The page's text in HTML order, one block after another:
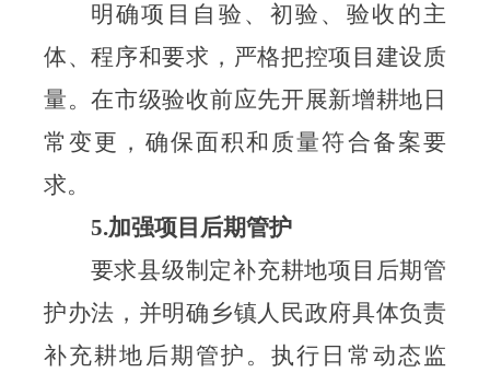
明确项目自验、初验、验收的主
体、程序和要求，严格把控项目建设质
量。在市级验收前应先开展新增耕地日
常变更，确保面积和质量符合备案要
求。
5.加强项目后期管护
要求县级制定补充耕地项目后期管
护办法，并明确乡镇人民政府具体负责
补充耕地后期管护。执行日常动态监